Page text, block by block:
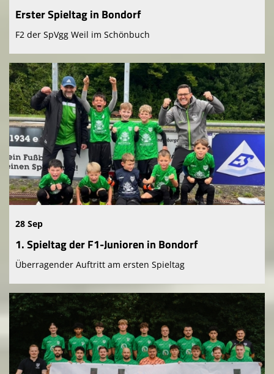
Erster Spieltag in Bondorf
F2 der SpVgg Weil im Schönbuch
28 Sep
1. Spieltag der F1-Junioren in Bondorf
Überragender Auftritt am ersten Spieltag